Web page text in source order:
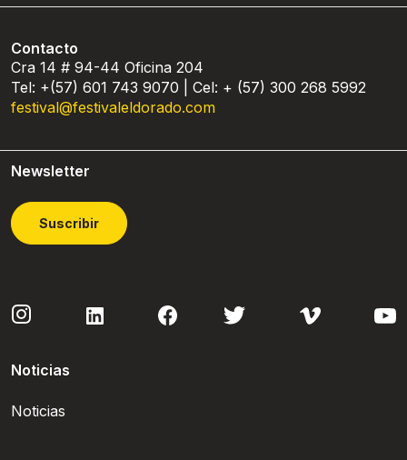
Contacto
Cra 14 # 94-44 Oficina 204
Tel: +(57) 601 743 9070 | Cel: + (57) 300 268 5992
festival@festivaleldorado.com
Newsletter
Suscribir
Noticias
Noticias